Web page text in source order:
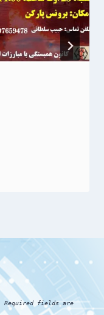
Required fields are